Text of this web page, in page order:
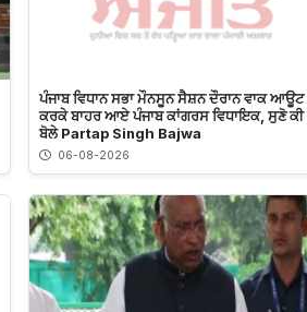
ਪੰਜਾਬ ਵਿਧਾਨ ਸਭਾ ਮੌਨਸੂਨ ਸੈਸ਼ਨ ਦੌਰਾਨ ਵਾਕ ਆਊਟ
ਕਰਕੇ ਬਾਹਰ ਆਏ ਪੰਜਾਬ ਕਾਂਗਰਸ ਵਿਧਾਇਕ, ਸੁਣੋ ਕੀ
ਬੋਲੇ Partap Singh Bajwa
06-08-2026